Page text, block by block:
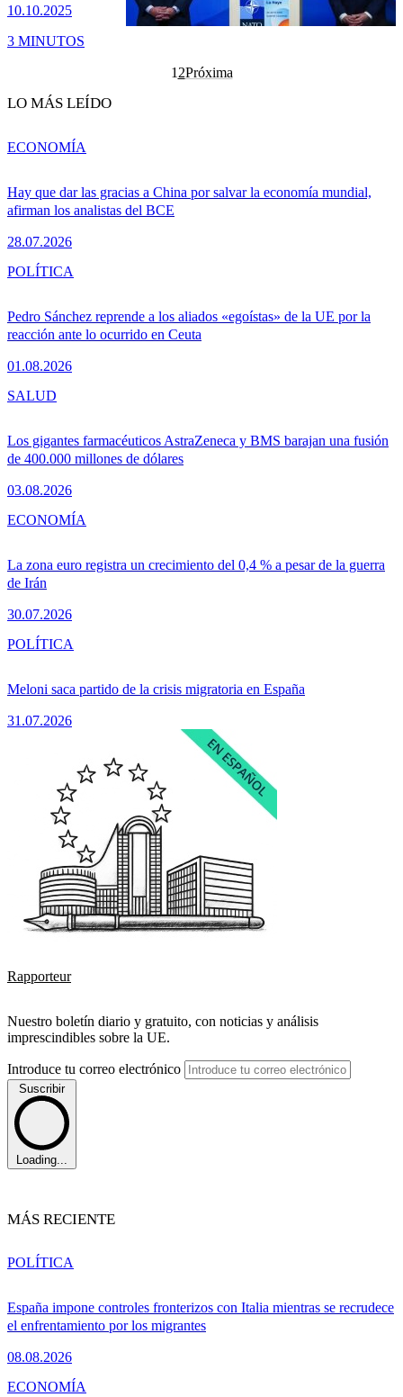
10.10.2025
3 MINUTOS
1 2Próxima
LO MÁS LEÍDO
Hay que dar las gracias a China por salvar la economía mundial,
afirman los analistas del BCE
28.07.2026
ECONOMÍA
Pedro Sánchez reprende a los aliados «egoístas» de la UE por la
reacción ante lo ocurrido en Ceuta
01.08.2026
POLÍTICA
Los gigantes farmacéuticos AstraZeneca y BMS barajan una fusión
de 400.000 millones de dólares
03.08.2026
SALUD
La zona euro registra un crecimiento del 0,4 % a pesar de la guerra
de Irán
30.07.2026
ECONOMÍA
Meloni saca partido de la crisis migratoria en España
31.07.2026
POLÍTICA
Rapporteur
Nuestro boletín diario y gratuito, con noticias y análisis
imprescindibles sobre la UE.
Introduce tu correo electrónico
Suscribir
Loading...
MÁS RECIENTE
España impone controles fronterizos con Italia mientras se recrudece
el enfrentamiento por los migrantes
08.08.2026
POLÍTICA
ECONOMÍA